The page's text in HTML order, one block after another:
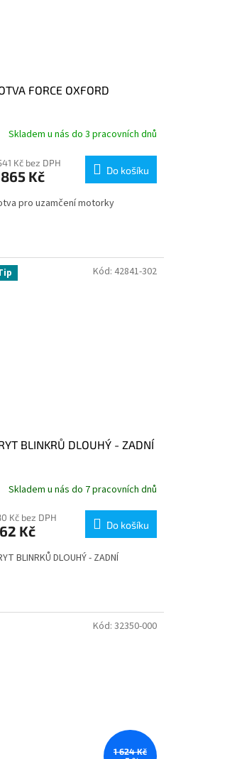
FORCE OXFORD
Skladem u nás do 3 pracovních dnů
Kč bez DPH
Kč Do košíku
pro uzamčení motorky
BLINKRŮ DLOUHÝ - ZADNÍ
Skladem u nás do 7 pracovních dnů
Kč bez DPH
Kč Do košíku
BLINRKŮ DLOUHÝ - ZADNÍ
Kód: 42841-302
1 624 Kč
Kód: 32350-000